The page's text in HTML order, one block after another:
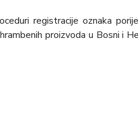
registracije oznaka
proizvoda u Bosni i